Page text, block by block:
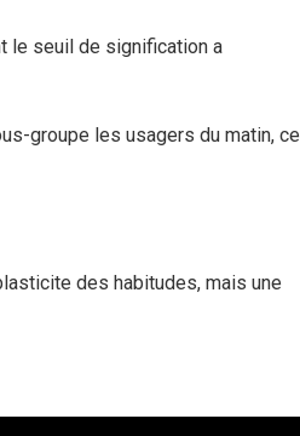
le seuil de signification a
groupe les usagers du matin, ce
des habitudes, mais une